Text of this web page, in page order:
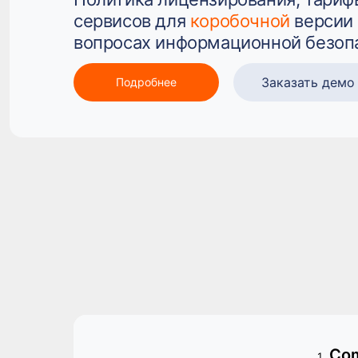
Telegram
Новости разработки и компании, кейсы,
исследования, анонсы мероприятий, возможность
получить мерч
сервисов для коробочной
вопросах информационной
Подробнее Заказать демо